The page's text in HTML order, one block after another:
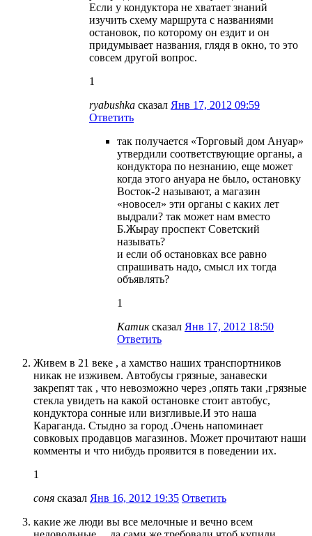
Если у кондуктора не хватает знаний
изучить схему маршрута с названиями
остановок, по которому он ездит и он
придумывает названия, глядя в окно, то это
совсем другой вопрос.
1
ryabushka сказал Янв 17, 2012 09:59
Ответить
так получается «Торговый дом Ануар»
утвердили соответствующие органы, а
кондуктора по незнанию, еще может
когда этого ануара не было, остановку
Восток-2 называют, а магазин
«новосел» эти органы с каких лет
выдрали? так может нам вместо
Б.Жырау проспект Советский
называть?
и если об остановках все равно
спрашивать надо, смысл их тогда
объявлять?
1
Катиксказал Янв 17, 2012 18:50
Ответить
Живем в 21 веке , а хамство наших транспортников
никак не изживем. Автобусы грязные, занавески
закрепят так , что невозможно через ,опять таки ,грязные
стекла увидеть на какой остановке стоит автобус,
кондуктора сонные или визгливые.И это наша
Караганда. Стыдно за город .Очень напоминает
совковых продавцов магазинов. Может прочитают наши
комменты и что нибудь проявится в поведении их.
1
соня сказал Янв 16, 2012 19:35 Ответить
какие же люди вы все мелочные и вечно всем